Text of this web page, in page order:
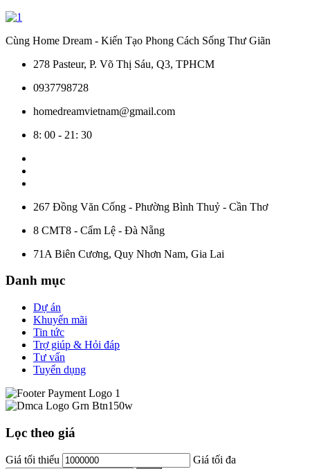
Cùng Home Dream - Kiến Tạo Phong Cách Sống Thư Giãn
278 Pasteur, P. Võ Thị Sáu, Q3, TPHCM
0937798728
homedreamvietnam@gmail.com
8: 00 - 21: 30
267 Đồng Văn Cống - Phường Bình Thuỷ - Cần Thơ
8 CMT8 - Cẩm Lệ - Đà Nẵng
71A Biên Cương, Quy Nhơn Nam, Gia Lai
Danh mục
Dự án
Khuyến mãi
Tin tức
Trợ giúp & Hỏi đáp
Tư vấn
Tuyển dụng
Lọc theo giá
Giá tối thiểu Giá tối đa